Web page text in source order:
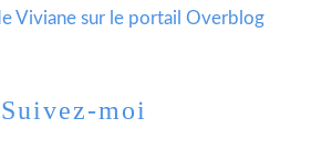
Vivianesur le portail Overblog
Suivez-moi